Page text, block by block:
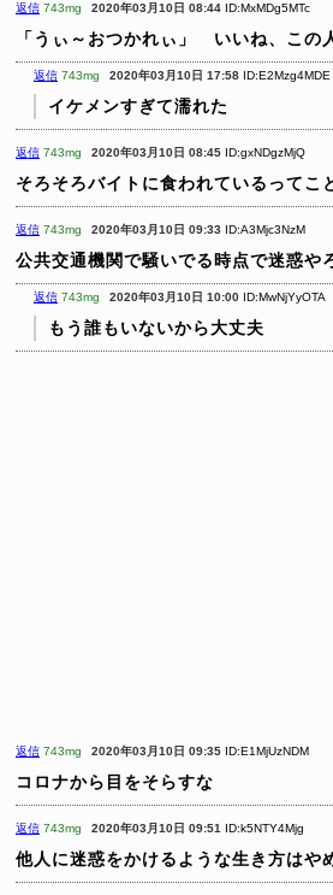
返信 743mg 2020年03月10日 08:44 ID:MxMDg5MTc
「うぃ～おつかれぃ」 いいね、この
返信 743mg 2020年03月10日 17:58 ID:E2Mzg4MDE
イケメンすぎて濡れた
返信 743mg 2020年03月10日 08:45 ID:gxNDgzMjQ
そろそろバイトに食われているってこ
返信 743mg 2020年03月10日 09:33 ID:A3Mjc3NzM
公共交通機関で騒いでる時点で迷惑や
返信 743mg 2020年03月10日 10:00 ID:MwNjYyOTA
もう誰もいないから大丈夫
返信 743mg 2020年03月10日 09:35 ID:E1MjUzNDM
コロナから目をそらすな
返信 743mg 2020年03月10日 09:51 ID:k5NTY4Mjg
他人に迷惑をかけるような生き方はや